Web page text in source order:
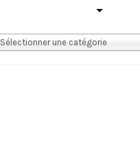
Sélectionner une catégorie